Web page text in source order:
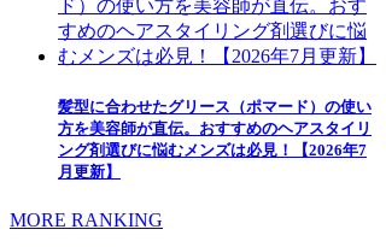
髪型に合わせたグリース（ポマード）の使い
方を美容師が直伝。おすすめのヘアスタイリ
ング剤選びに悩むメンズは必見！【2026年7
月更新】
MORE RANKING